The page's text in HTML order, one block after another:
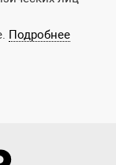
Подробнее